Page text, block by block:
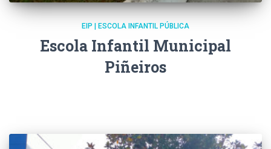
EIP | ESCOLA INFANTIL PÚBLICA
Escola Infantil Municipal
Piñeiros